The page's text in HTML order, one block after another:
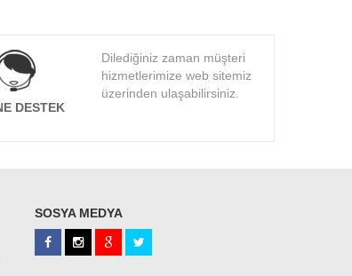
DESTEK
Dilediğiniz zaman müşteri
hizmetlerimize web sitemiz
üzerinden ulaşabilirsiniz.
SOSYA MEDYA